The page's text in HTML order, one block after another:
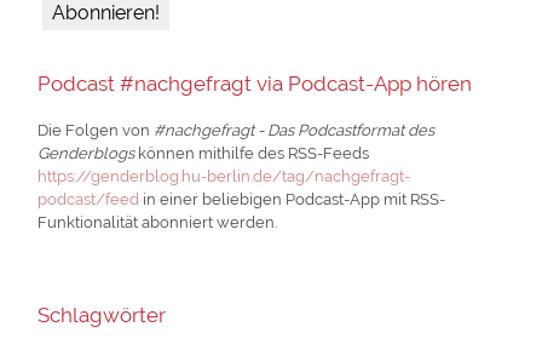
Podcast #nachgefragt via Podcast-App hören
Die Folgen von #nachgefragt - Das Podcastformat des
Genderblogskönnen mithilfe des RSS-Feeds
https://genderblog.hu-berlin.de/tag/nachgefragt-
podcast/feed in einer beliebigen Podcast-App mit RSS-
Funktionalität abonniert werden.
Schlagwörter